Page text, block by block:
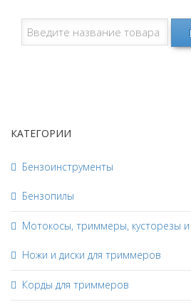
КАТЕГОРИИ
Бензоинструменты
Бензопилы
Мотокосы, триммеры, кусторезы
Ножи и диски для триммеров
Корды для триммеров